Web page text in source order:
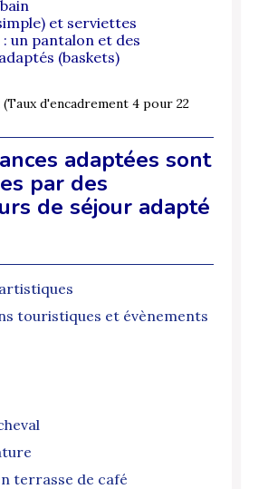
et serviettes
un pantalon et des
(baskets)
(Taux d'encadrement 4 pour 22
adaptées sont
par des
de séjour adapté
touristiques et évènements
terrasse de café